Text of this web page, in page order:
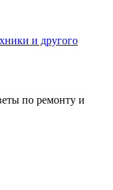
и другого
по ремонту и